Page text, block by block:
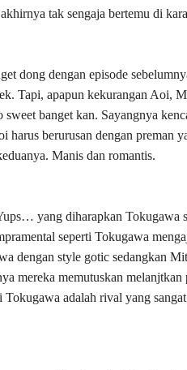
tak sengaja bertemu di
dong dengan episode
Tapi, apapun kekurangan Aoi,
banget kan. Sayangnya
harus berurusan dengan preman
Manis dan romantis.
yang diharapkan Tokugawa
seperti Tokugawa
dengan style gotic sedangkan
mereka memutuskan melanjtkan
adalah rival yang